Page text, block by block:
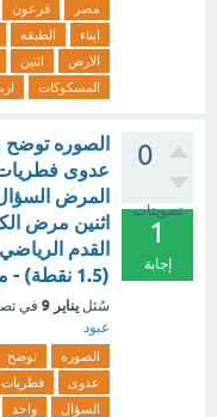
مصر
فرعون
ابناء
الطبقه
الارض
اثنين
المسكوكات
0
تصويتات
1
إجابة
الصوره
عدوى
المرض
اثنين مرض
القدم
(1.5 نقطة) - مع الشرح
سُئل يناير 9 في
عبود
الصوره توضح
عدوى
فطريات
السؤال
واحد